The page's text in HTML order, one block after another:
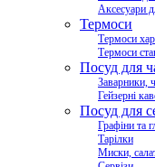
Аксесуари
Термоси
Термоси
Термоси
Посуд для
Заварники,
Гейзерні
Посуд для
Графіни та
Тарілки
Миски,